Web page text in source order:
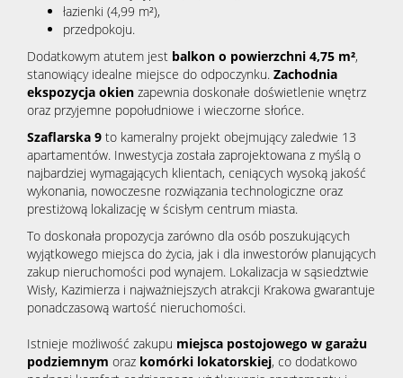
łazienki (4,99 m²),
przedpokoju.
Dodatkowym atutem jest balkon o powierzchni 4,75 m²,
stanowiący idealne miejsce do odpoczynku. Zachodnia
ekspozycja okien zapewnia doskonałe doświetlenie wnętrz
oraz przyjemne popołudniowe i wieczorne słońce.
Szaflarska 9 to kameralny projekt obejmujący zaledwie 13
apartamentów. Inwestycja została zaprojektowana z myślą o
najbardziej wymagających klientach, ceniących wysoką jakość
wykonania, nowoczesne rozwiązania technologiczne oraz
prestiżową lokalizację w ścisłym centrum miasta.
To doskonała propozycja zarówno dla osób poszukujących
wyjątkowego miejsca do życia, jak i dla inwestorów planujących
zakup nieruchomości pod wynajem. Lokalizacja w sąsiedztwie
Wisły, Kazimierza i najważniejszych atrakcji Krakowa gwarantuje
ponadczasową wartość nieruchomości.
Istnieje możliwość zakupu miejsca postojowego w garażu
podziemnym oraz komórki lokatorskiej, co dodatkowo